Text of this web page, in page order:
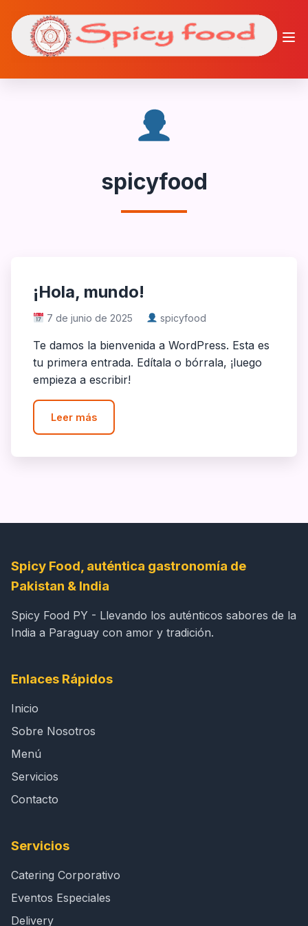
contenido
spicyfood
¡Hola, mundo!
7 de junio de 2025 spicyfood
Te damos la bienvenida a WordPress. Esta es
tu primera entrada. Edítala o bórrala, ¡luego
empieza a escribir!
Leer más
Spicy Food, auténtica gastronomía de
Pakistan & India
Spicy Food PY - Llevando los auténticos sabores de la
India a Paraguay con amor y tradición.
Enlaces Rápidos
Inicio
Sobre Nosotros
Menú
Servicios
Contacto
Servicios
Catering Corporativo
Eventos Especiales
Delivery